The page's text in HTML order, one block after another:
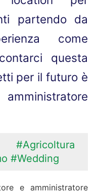
partendo da
come
questa
per il futuro è
#Agricoltura
#Wedding
e amministratore